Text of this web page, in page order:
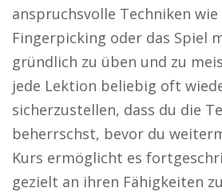
anspruchsvolle Techniken
Fingerpicking oder das Spiel
gründlich zu üben und zu
jede Lektion beliebig oft
sicherzustellen, dass du die
beherrschst, bevor du
Kurs ermöglicht es
gezielt an ihren Fähigkeiten